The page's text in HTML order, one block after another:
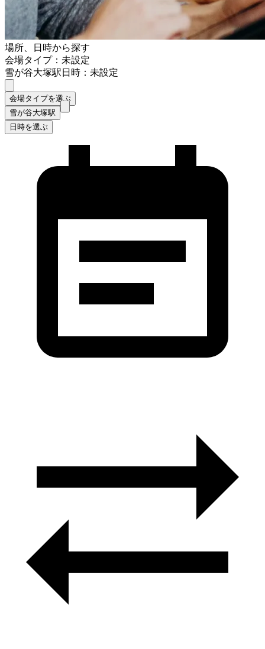
場所、日時から探す
会場タイプ：未設定
雪が谷大塚駅日時：未設定
会場タイプを選ぶ
雪が谷大塚駅
日時を選ぶ